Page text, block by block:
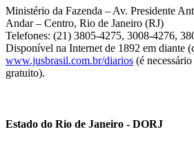
Ministério da Fazenda – Av. Presidente
Andar – Centro, Rio de Janeiro (RJ)
Telefones: (21) 3805-4275, 3008-4276,
Disponível na Internet de 1892 em diante
www.jusbrasil.com.br/diarios (é
gratuito).
Estado do Rio de Janeiro - DORJ